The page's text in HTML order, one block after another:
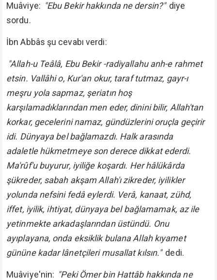
Muâviye: "Ebu Bekir hakkında ne dersin?" diye
sordu.
İbn Abbâs şu cevabı verdi:
"Allah-u Teâlâ, Ebu Bekir -radiyallahu anh-e rahmet
etsin. Vallâhi o, Kur'an okur, taraf tutmaz, gayr-ı
meşru yola sapmaz, şeriatın hoş
karşılamadıklarından men eder, dinini bilir, Allah'tan
korkar, gecelerini namaz, gündüzlerini oruçla geçirir
idi. Dünyaya bel bağlamazdı. Halk arasında
adaletle hükmetmeye son derece dikkat ederdi.
Ma'rûf'u buyurur, iyiliğe koşardı. Her hâlükârda
şükreder, sabah akşam Allah'ı zikreder, iyilikler
yolunda nefsini fedâ eylerdi. Verâ, kanaat, zühd,
iffet, iyilik, ihtiyat, dünyaya bel bağlamamak, az ile
yetinmekte arkadaşlarından üstündü. Onu
ayıplayana, onda eksiklik bulana Allah kıyamet
gününe kadar lânetçileri musallat kılsın." dedi.
Muâviye'nin: "Peki Ömer bin Hattâb hakkında ne